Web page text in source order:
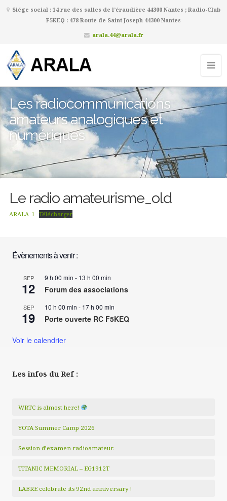
Siége social : 14 rue des salles de l’éraudière 44300 Nantes ; Radio-Club
F5KEQ : 478 Route de Saint Joseph 44300 Nantes
arala.44@arala.fr
Les radiocommunications
amateurs analogiques et
numériques
Le radio amateurisme_old
ARALA_1 Télécharger
Évènements à venir :
SEP
12
9 h 00 min - 13 h 00 min
Forum des associations
SEP
19
10 h 00 min - 17 h 00 min
Porte ouverte RC F5KEQ
Voir le calendrier
Les infos du Ref :
WRTC is almost here!
YOTA Summer Camp 2026
Session d’examen radioamateur.
TITANIC MEMORIAL – EG1912T
LABRE celebrate its 92nd anniversary !